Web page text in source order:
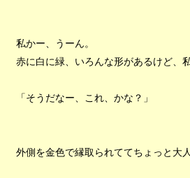
私かー、うーん。
赤に白に緑、いろんな形があるけど、私
「そうだなー、これ、かな？」
外側を金色で縁取られててちょっと大人